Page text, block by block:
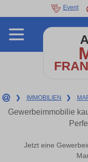
Event
❯ IMMOBILIEN ❯
Gewerbeimmobilie
Jetzt eine